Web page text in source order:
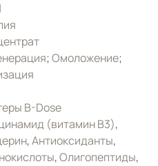
;Омоложение;
B-Dose
(витамин B3),
,Антиоксиданты,
,Олигопептиды,